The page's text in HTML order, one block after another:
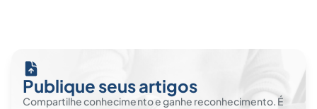
Publique seus artigos
Compartilhe conhecimento e ganhe reconhecimento. É